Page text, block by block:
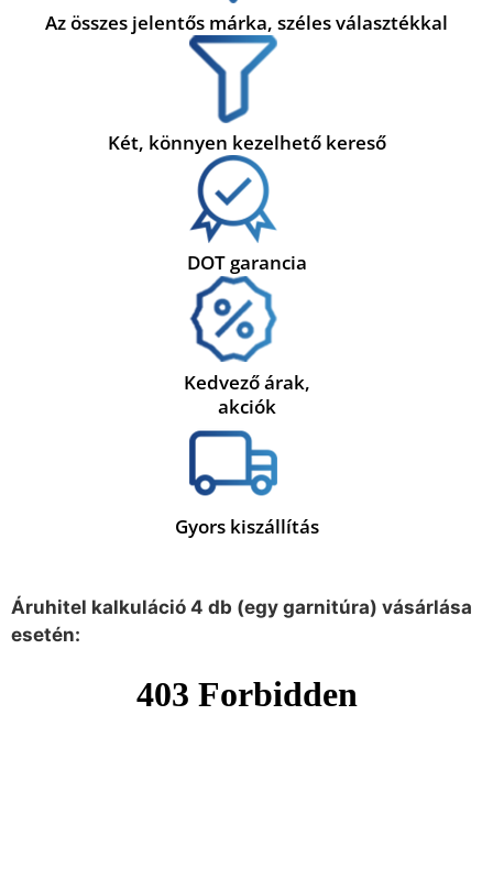
Az összes jelentős márka, széles választékkal
Két, könnyen kezelhető kereső
DOT garancia
Kedvező árak,
akciók
Gyors kiszállítás
Áruhitel kalkuláció 4 db (egy garnitúra) vásárlása
esetén: